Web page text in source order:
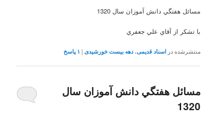
مسائل هفتگي دانش آموزان سال 1320
با تشکر از آقاي علي جعفري
منتشرشده در اسناد قدیمی،دهه بیست خورشیدی | ۱ پاسخ
مسائل هفتگي دانش آموزان سال
1320